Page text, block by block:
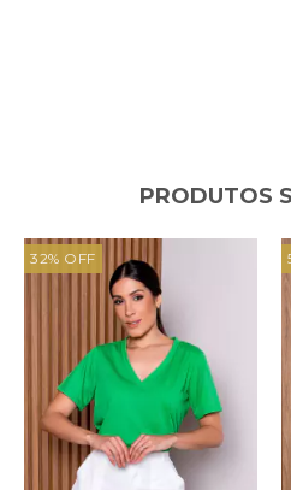
PRODUTOS
32% OFF